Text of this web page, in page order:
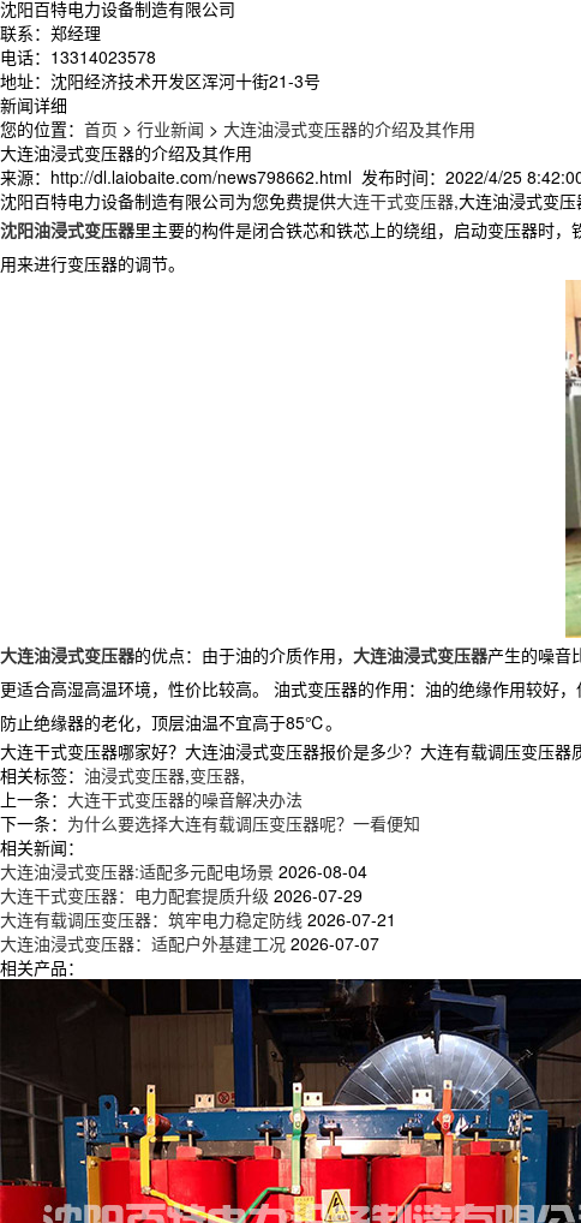
沈阳百特电力设备制造有限公司
联系：郑经理
电话：13314023578
地址：沈阳经济技术开发区浑河十街21-3号
新闻详细
您的位置： 首页 > 行业新闻 > 大连油浸式变压器的介绍及其作用
大连油浸式变压器的介绍及其作用
来源：http://dl.laiobaite.com/news798662.html 发布时间：2022/4/25
沈阳百特电力设备制造有限公司为您免费提供大连干式变压器,大连油浸式变
沈阳油浸式变压器里主要的构件是闭合铁芯和铁芯上的绕组，启动变压器时
用来进行变压器的调节。
大连油浸式变压器的优点：由于油的介质作用， 大连油浸式变压器产生的噪音
更适合高湿高温环境，性价比较高。 油式变压器的作用：油的绝缘作用较好
防止绝缘器的老化，顶层油温不宜高于85℃。
大连干式变压器哪家好？大连油浸式变压器报价是多少？大连有载调压变压
相关标签： 油浸式变压器,变压器,
上一条： 大连干式变压器的噪音解决办法
下一条： 为什么要选择大连有载调压变压器呢？一看便知
相关新闻：
大连油浸式变压器:适配多元配电场景 2026-08-04
大连干式变压器：电力配套提质升级 2026-07-29
大连有载调压变压器：筑牢电力稳定防线 2026-07-21
大连油浸式变压器：适配户外基建工况 2026-07-07
相关产品：